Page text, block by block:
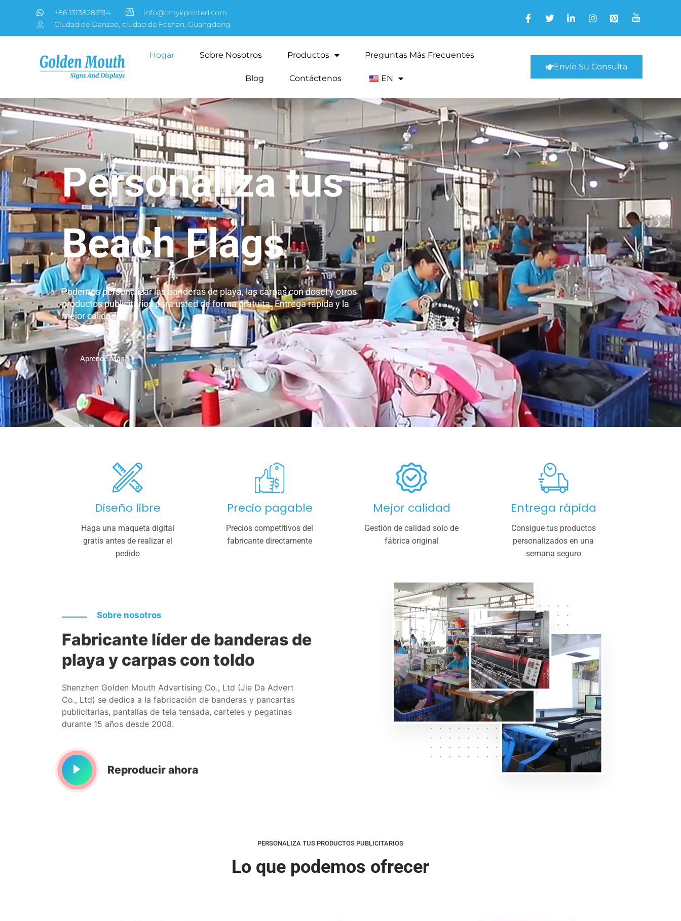
+86 13138286914
info@cmykprinted.com
Ciudad de Danzao, ciudad de Foshan, Guangdong
Hogar Sobre Nosotros Productos Preguntas Más Frecuentes
Blog Contáctenos EN
Envíe Su Consulta
Personaliza tus
Beach Flags
Podemos personalizar las banderas de playa, las carpas con dosel y otros
productos publicitarios para usted de forma gratuita. Entrega rápida y la
mejor calidad.
Aprende Más
Diseño libre
Haga una maqueta digital
gratis antes de realizar el
pedido
Precio pagable
Precios competitivos del
fabricante directamente
Mejor calidad
Gestión de calidad solo de
fábrica original
Entrega rápida
Consigue tus productos
personalizados en una
semana seguro
Sobre nosotros
Fabricante líder de banderas de
playa y carpas con toldo
Shenzhen Golden Mouth Advertising Co., Ltd (Jie Da Advert
Co., Ltd) se dedica a la fabricación de banderas y pancartas
publicitarias, pantallas de tela tensada, carteles y pegatinas
durante 15 años desde 2008.
Reproducir ahora
PERSONALIZA TUS PRODUCTOS PUBLICITARIOS
Lo que podemos ofrecer